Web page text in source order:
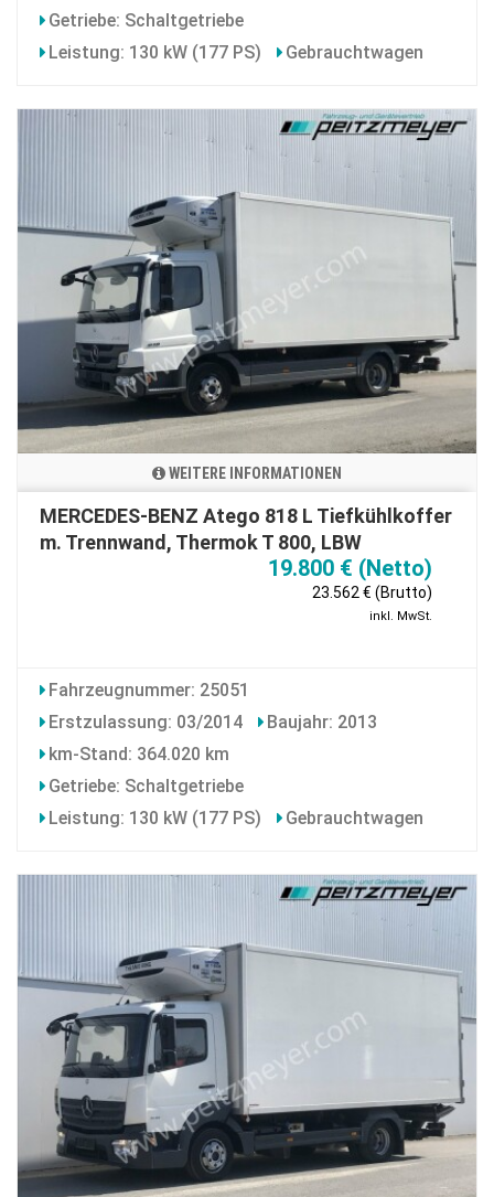
Getriebe: Schaltgetriebe
Leistung: 130 kW (177 PS)
Gebrauchtwagen
WEITERE INFORMATIONEN
MERCEDES-BENZ Atego 818 L Tiefkühlkoffer
m. Trennwand, Thermok T 800, LBW
19.800 € (Netto)
23.562 € (Brutto)
inkl. MwSt.
Fahrzeugnummer: 25051
Erstzulassung: 03/2014
Baujahr: 2013
km-Stand: 364.020 km
Getriebe: Schaltgetriebe
Leistung: 130 kW (177 PS)
Gebrauchtwagen